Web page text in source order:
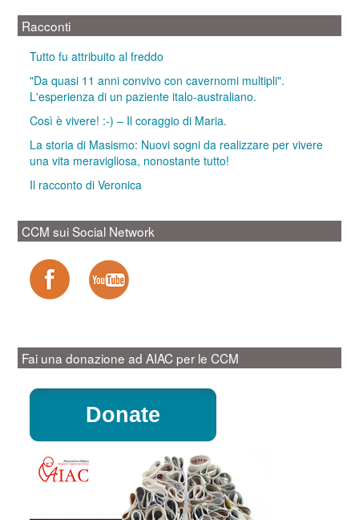
Racconti
Tutto fu attribuito al freddo
"Da quasi 11 anni convivo con cavernomi multipli".
L'esperienza di un paziente italo-australiano.
Così è vivere! :-) – Il coraggio di Maria.
La storia di Masismo: Nuovi sogni da realizzare per vivere
una vita meravigliosa, nonostante tutto!
Il racconto di Veronica
CCM sui Social Network
Fai una donazione ad AIAC per le CCM
Donate